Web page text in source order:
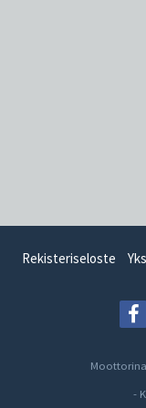
Rekisteriseloste
Moottorina
-